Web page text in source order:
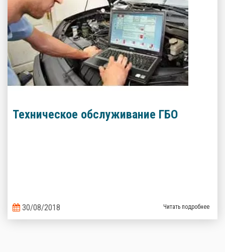
Техническое обслуживание ГБО
30/08/2018 Читать подробнее